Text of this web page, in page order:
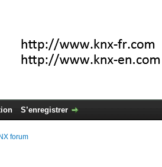
S’enregistrer
forum